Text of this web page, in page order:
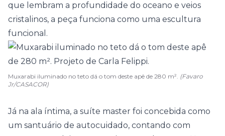
que lembram a profundidade do oceano e veios
cristalinos, a peça funciona como uma escultura
funcional.
Muxarabi iluminado no teto dá o tom deste apê de 280 m². (Favaro
Jr/CASACOR)
Já na ala íntima, a suíte master foi concebida como
um santuário de autocuidado, contando com